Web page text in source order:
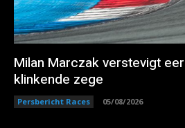
Milan Marczak verstevigt
klinkende zege
Persbericht Races 05/08/2026